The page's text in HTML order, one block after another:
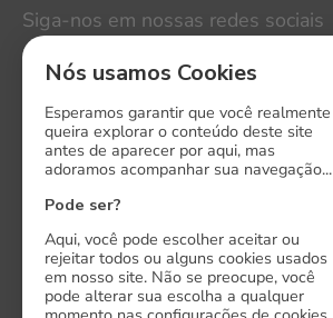
LinkedIn
Instagram
Facebook
X
Onde estamos
Nós usamos Cookies
Esperamos garantir que você realmente
queira explorar o conteúdo deste site
antes de aparecer por aqui, mas
adoramos acompanhar sua navegação...
Pode ser?
Aqui, você pode escolher aceitar ou
rejeitar todos ou alguns cookies usados
em nosso site. Não se preocupe, você
pode alterar sua escolha a qualquer